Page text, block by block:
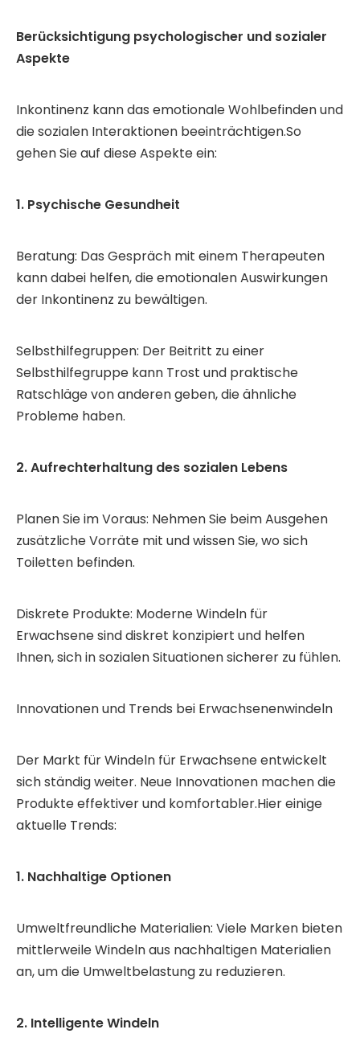
Berücksichtigung psychologischer und sozialer
Aspekte
Inkontinenz kann das emotionale Wohlbefinden und
die sozialen Interaktionen beeinträchtigen.So
gehen Sie auf diese Aspekte ein:
1. Psychische Gesundheit
Beratung: Das Gespräch mit einem Therapeuten
kann dabei helfen, die emotionalen Auswirkungen
der Inkontinenz zu bewältigen.
Selbsthilfegruppen: Der Beitritt zu einer
Selbsthilfegruppe kann Trost und praktische
Ratschläge von anderen geben, die ähnliche
Probleme haben.
2. Aufrechterhaltung des sozialen Lebens
Planen Sie im Voraus: Nehmen Sie beim Ausgehen
zusätzliche Vorräte mit und wissen Sie, wo sich
Toiletten befinden.
Diskrete Produkte: Moderne Windeln für
Erwachsene sind diskret konzipiert und helfen
Ihnen, sich in sozialen Situationen sicherer zu fühlen.
Innovationen und Trends bei Erwachsenenwindeln
Der Markt für Windeln für Erwachsene entwickelt
sich ständig weiter. Neue Innovationen machen die
Produkte effektiver und komfortabler.Hier einige
aktuelle Trends:
1. Nachhaltige Optionen
Umweltfreundliche Materialien: Viele Marken bieten
mittlerweile Windeln aus nachhaltigen Materialien
an, um die Umweltbelastung zu reduzieren.
2. Intelligente Windeln